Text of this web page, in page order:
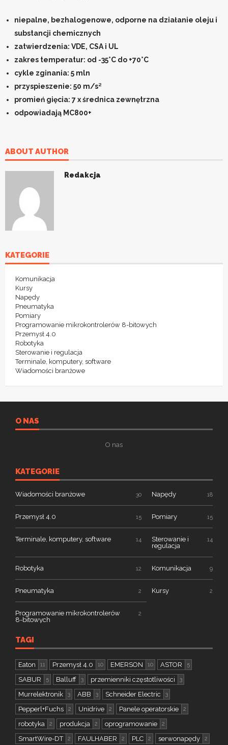
niepalne, bezhalogenowe, odporne na działanie oleju i
substancji chemicznych
zatwierdzenia: VDE, CSA i UL
zakres temperatur: od -35°C do +70°C
cykle zginania: 5 mln
przyspieszenie: 50 m/s²
promień gięcia: 7 x średnica zewnętrzna
odpowiadają MC800+
ABOUT AUTHOR
Redakcja
KATEGORIE
Komunikacja
Kursy
Napędy
Pneumatyka
Pomiary
Programowanie mikrokontrolerów 8-bitowych
Przemysł 4.0
Robotyka
Sterowanie i regulacja
Terminale, komputery, software
Wiadomości branżowe
O NAS
O nas
KATEGORIE
Wiadomości branżowe 30 Napędy 18
Przemysł 4.0 15 Pomiary 15
Terminale, komputery, software 14
Sterowanie i
regulacja
14
Robotyka 12 Komunikacja 9
Pneumatyka 2 Kursy 2
Programowanie mikrokontrolerów
8-bitowych
2
TAGI
Eaton 11 Przemysł 4.0 10 EMERSON 10 ASTOR 5
SABUR 5 Balluff 3 przemienniki częstotliwości 3
Murrelektronik 3 ABB 3 Schneider Electric 3
Pepperl+Fuchs 2 Unidrive 2 Panele operatorskie 2
robotyka 2 produkcja 2 oprogramowanie 2
SmartWire-DT 2 FAULHABER 2 PLC 2 serwonapędy 2